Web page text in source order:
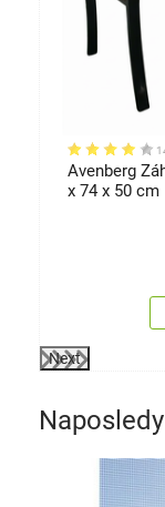
Avenberg
x 74 x 50 cm
Next